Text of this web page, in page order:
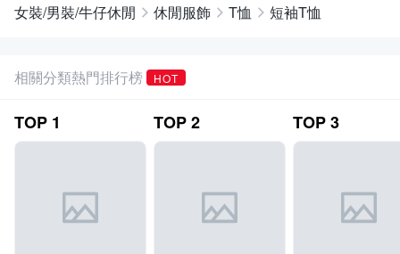
女裝/男裝/牛仔休閒 休閒服飾 T恤 短袖T恤
相關分類熱門排行榜 HOT
TOP 1 TOP2 TOP3